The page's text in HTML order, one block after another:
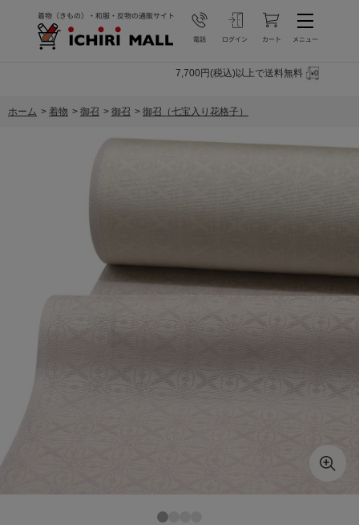
7,700円(税込)以上で送料無料
ホーム > 着物 > 御召 > 御召 > 御召（七宝入り花格子）